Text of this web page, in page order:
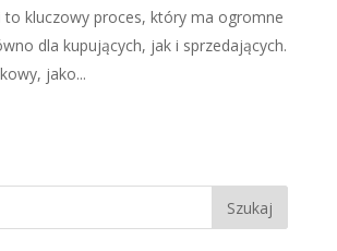
to kluczowy proces, który ma ogromne
dla kupujących, jak i sprzedających.
jako...